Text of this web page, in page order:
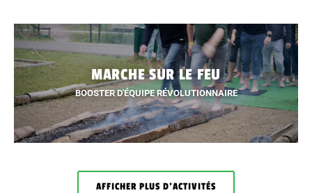
BLOG
DE PRIX
FR EN
MARCHE SUR LE FEU
BOOSTER D'ÉQUIPE RÉVOLUTIONNAIRE
AFFICHER PLUS D'ACTIVITÉS